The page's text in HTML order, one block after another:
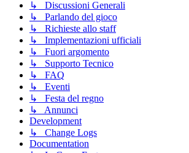
↳ Discussioni Generali
↳ Parlando del gioco
↳ Richieste allo staff
↳ Implementazioni ufficiali
↳ Fuori argomento
↳ Supporto Tecnico
↳ FAQ
↳ Eventi
↳ Festa del regno
↳ Annunci
Development
↳ Change Logs
Documentation